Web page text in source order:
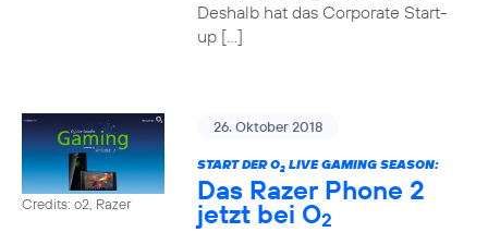
Deshalb hat das Corporate Start-
up […]
Credits: o2, Razer
26. Oktober 2018
START DER O2LIVE GAMING SEASON:
Das Razer Phone 2
jetzt bei O2